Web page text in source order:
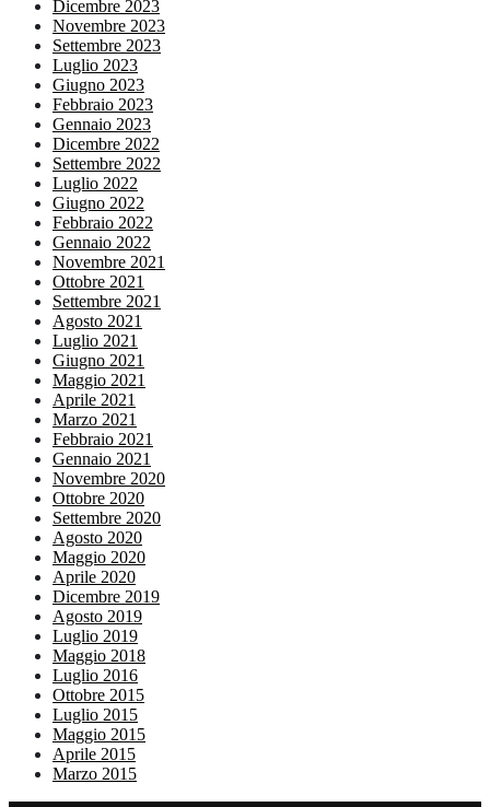
Dicembre 2023
Novembre 2023
Settembre 2023
Luglio 2023
Giugno 2023
Febbraio 2023
Gennaio 2023
Dicembre 2022
Settembre 2022
Luglio 2022
Giugno 2022
Febbraio 2022
Gennaio 2022
Novembre 2021
Ottobre 2021
Settembre 2021
Agosto 2021
Luglio 2021
Giugno 2021
Maggio 2021
Aprile 2021
Marzo 2021
Febbraio 2021
Gennaio 2021
Novembre 2020
Ottobre 2020
Settembre 2020
Agosto 2020
Maggio 2020
Aprile 2020
Dicembre 2019
Agosto 2019
Luglio 2019
Maggio 2018
Luglio 2016
Ottobre 2015
Luglio 2015
Maggio 2015
Aprile 2015
Marzo 2015